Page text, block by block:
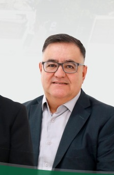
BUSCAR
(40) notícia(s) encontrada(s).